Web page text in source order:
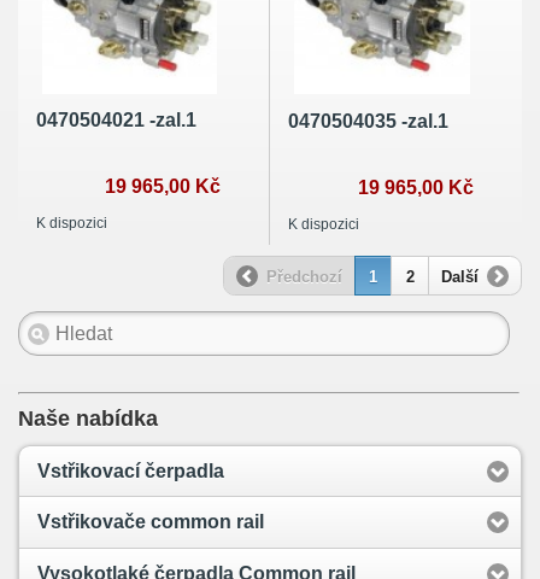
0470504021 -zal.1
19 965,00 Kč
K dispozici
0470504035 -zal.1
19 965,00 Kč
K dispozici
Předchozí 1 2 Další
Naše nabídka
Vstřikovací čerpadla
Vstřikovače common rail
Vysokotlaké čerpadla Common rail